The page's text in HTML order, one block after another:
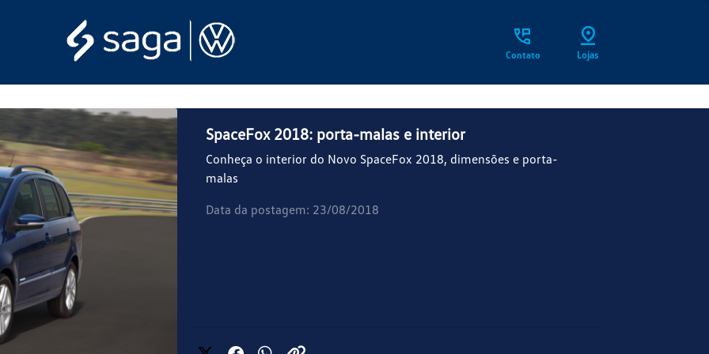
Contato Lojas
SpaceFox 2018: porta-malas e interior
Conheça o interior do Novo SpaceFox 2018, dimensões e porta-
malas
Data da postagem: 23/08/2018